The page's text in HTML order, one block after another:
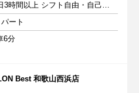
週1日以上 1日3時間以上 シフト自由・自己申告
ート
6分
Best 和歌山西浜店